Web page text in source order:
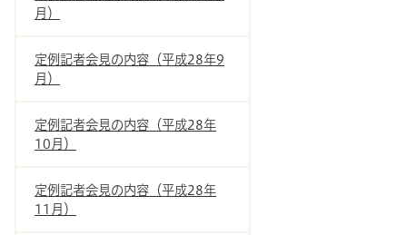
月）
定例記者会見の内容（平成28年9
月）
定例記者会見の内容（平成28年
10月）
定例記者会見の内容（平成28年
11月）